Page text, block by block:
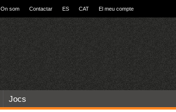
On som Contactar ES CAT El meu compte
Jocs